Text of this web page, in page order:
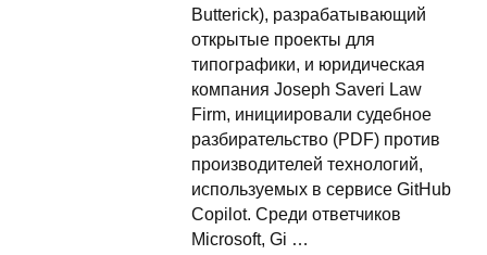
Butterick), разрабатывающий
открытые проекты для
типографики, и юридическая
компания Joseph Saveri Law
Firm, инициировали судебное
разбирательство (PDF) против
производителей технологий,
используемых в сервисе GitHub
Copilot. Среди ответчиков
Microsoft, Gi …